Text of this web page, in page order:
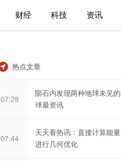
财经 科技 资讯
热点文章
07:28
陨石内发现两种地球未见
球最资讯
07:44
天天看热讯：直接计算能
进行几何优化